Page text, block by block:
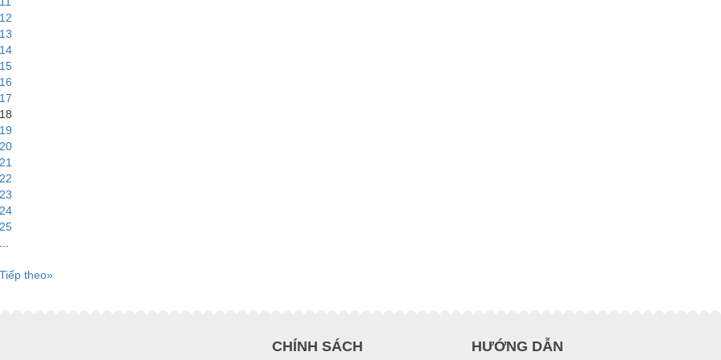
12
13
14
15
16
17
18
19
20
21
22
23
24
25
...
Tiếp theo»
CHÍNH SÁCH HƯỚNG DẪN